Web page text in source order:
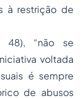
à restrição de
48), “não se
voltada
é sempre
de abusos